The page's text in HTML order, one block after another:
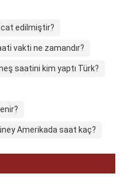
edilmiştir?
vakti ne zamandır?
saatini kim yaptı Türk?
Amerikada saat kaç?